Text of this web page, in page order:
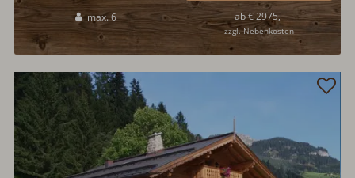
Fulseck. Das Großarltal ist Sommer wie Winter ein beliebtes
Urlaubsziel bei Gästen aus dem In- und Ausland...
max. 6 ab € 2975,-
zzgl. Nebenkosten